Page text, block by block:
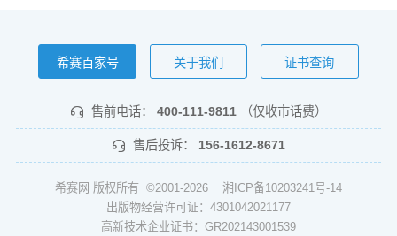
希赛百家号 关于我们 证书查询
售前电话： 400-111-9811 （仅收市话费）
售后投诉： 156-1612-8671
希赛网 版权所有 ©2001-2026 湘ICP备10203241号-14
出版物经营许可证：4301042021177
高新技术企业证书：GR202143001539